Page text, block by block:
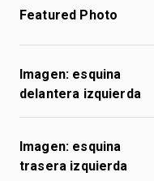
Featured Photo
Imagen: esquina
delantera izquierda
Imagen: esquina
trasera izquierda